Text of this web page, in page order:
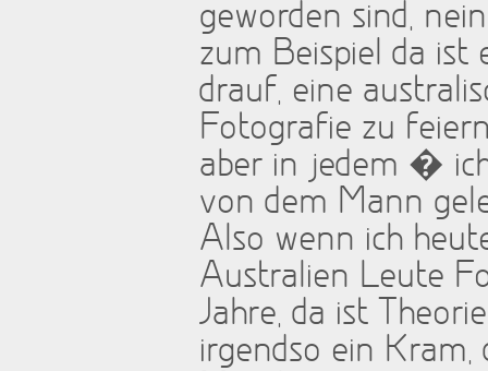
geworden sind,
zum Beispiel da
drauf, eine
Fotografie zu
aber in jedem �
von dem Mann
Also wenn ich
Australien Leute
Jahre, da ist
irgendso ein